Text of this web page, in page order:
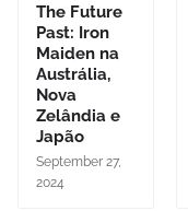
The Future
Past: Iron
Maiden na
Austrália,
Nova
Zelândia e
Japão
September 27,
2024